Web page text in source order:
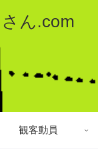
ん.com
観客動員